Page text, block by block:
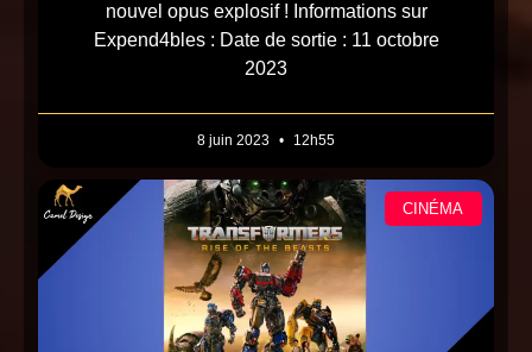
nouvel opus explosif ! Informations sur
Expend4bles : Date de sortie : 11 octobre
2023
8 juin 2023 12h55
CINÉMA